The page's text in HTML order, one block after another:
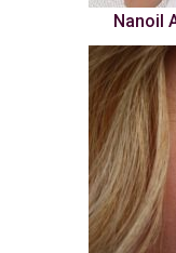
Nanoil